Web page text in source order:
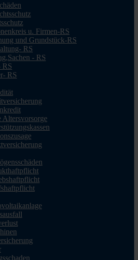
u. Firmen-RS
und Grundstück-RS
RS
- RS
RS
RS
Altersvorsorge